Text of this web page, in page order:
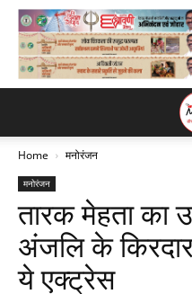
Home मनोरंजन
मनोरंजन
तारक मेहता का
अंजलि के
ये एक्ट्रेस